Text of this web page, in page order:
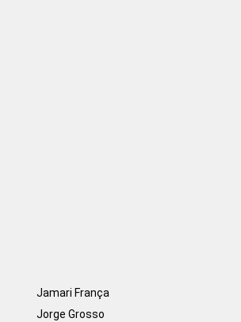
Jamari França
Jorge Grosso